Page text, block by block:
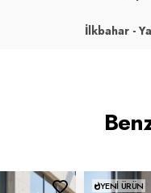
İlkbahar -
YENI ÜRÜN